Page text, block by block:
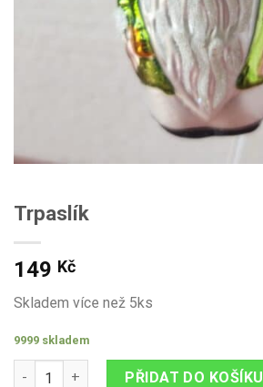
Trpaslík
149 Kč
Skladem více než 5ks
9999 skladem
Trpaslík množství PŘIDAT DO KOŠÍKU